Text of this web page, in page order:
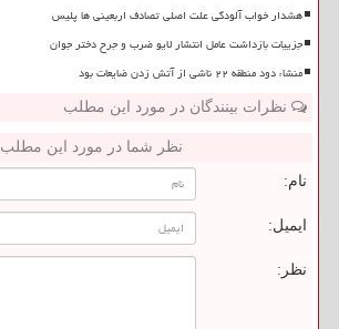
هشدار خواب آلودگی علت اصلی تصادف اربعینی ها پلیس
جزییات بازداشت عامل انتشار لایو ضرب و جرح دختر جوان
منشاء دود منطقه ۲۲ ناشی از آتش زدن ضایعات بود
نظرات بینندگان در مورد این مطلب
نظر شما در مورد این مطلب
نام:
ایمیل:
نظر: